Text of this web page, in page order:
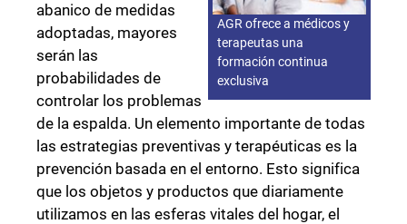
AGR ofrece a médicos y
terapeutas una
formación continua
exclusiva
abanico de medidas
adoptadas, mayores
serán las
probabilidades de
controlar los problemas
de la espalda. Un elemento importante de todas
las estrategias preventivas y terapéuticas es la
prevención basada en el entorno. Esto significa
que los objetos y productos que diariamente
utilizamos en las esferas vitales del hogar, el